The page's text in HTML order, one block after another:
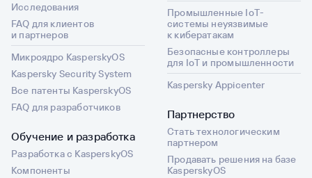
Исследования
FAQ для клиентов
и партнеров
Микроядро KasperskyOS
Kaspersky Security System
Все патенты KasperskyOS
FAQ для разработчиков
Обучение и разработка
Разработка с KasperskyOS
Компоненты
Промышленные IoT-
системы неуязвимые
к кибератакам
Безопасные контроллеры
для IoT и промышленности
Kaspersky Appicenter
Партнерство
Стать технологическим
партнером
Продавать решения на базе
KasperskyOS